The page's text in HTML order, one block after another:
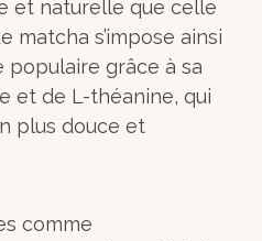
et naturelle que celle
matcha s’impose ainsi
grâce à sa
et de L-théanine, qui
plus douce et
comme